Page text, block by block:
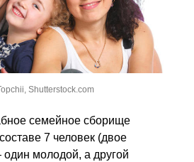
Shutterstock.com
семейное сборище
7 человек (двое
молодой, а другой